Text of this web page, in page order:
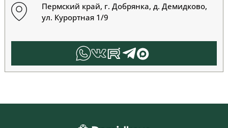
Пермский край, г. Добрянка, д. Демидково,
ул. Курортная 1/9